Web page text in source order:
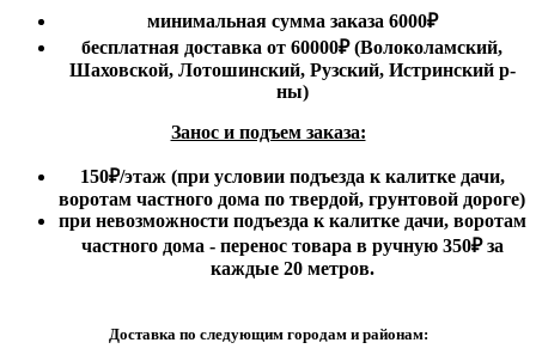
минимальная сумма заказа 6000₽
бесплатная доставка от 60000₽ (Волоколамский,
Шаховской, Лотошинский, Рузский, Истринский р-
ны)
Занос и подъем заказа:
150₽/этаж(при условии подъезда к калитке дачи,
воротам частного дома по твердой, грунтовой дороге)
при невозможности подъезда к калитке дачи, воротам
частного дома - перенос товара в ручную 350₽ за
каждые 20 метров.
Доставка по следующим городам и районам: